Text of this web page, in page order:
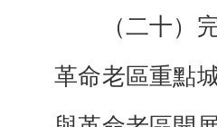
（二十）完
革命老區重點